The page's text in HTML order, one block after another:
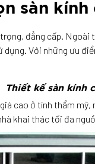
sàn kính
đẳng cấp.
Với những ưu
Thiết kế sàn kính
cao ở tính thẩm
khai thác tối đa